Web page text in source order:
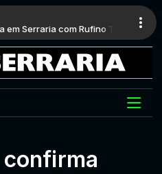
Serraria com Rufino T
os Seletores de Frequência - Funk
confirma